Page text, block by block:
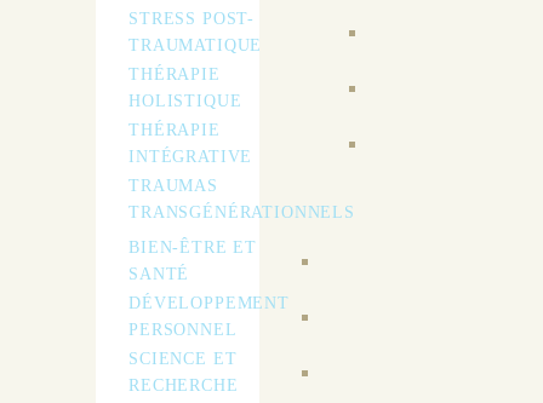
STRESS POST-
TRAUMATIQUE
THÉRAPIE
HOLISTIQUE
THÉRAPIE
INTÉGRATIVE
TRAUMAS
TRANSGÉNÉRATIONNELS
BIEN-ÊTRE ET
SANTÉ
DÉVELOPPEMENT
PERSONNEL
SCIENCE ET
RECHERCHE